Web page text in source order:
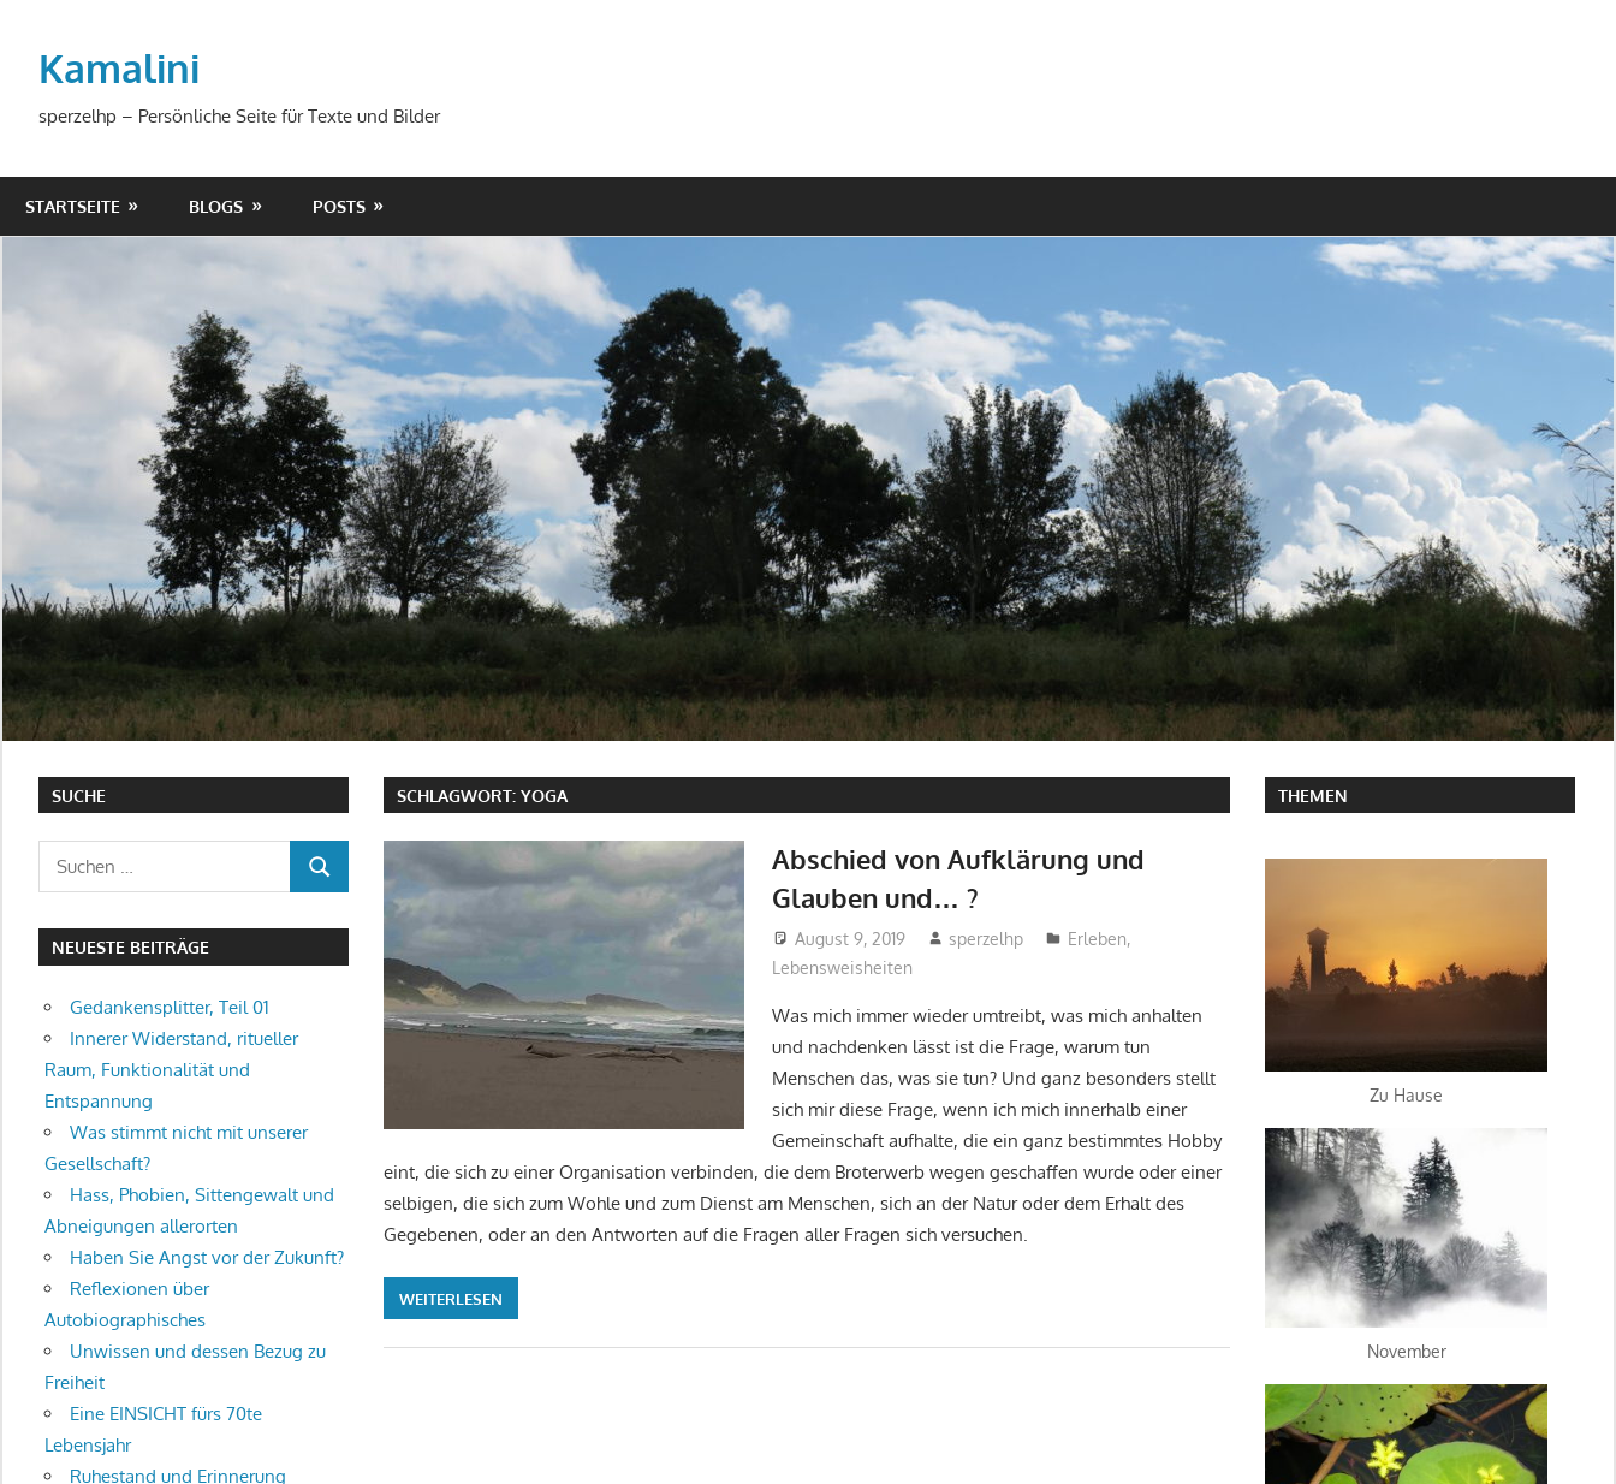
springenKamalini
sperzelhp – Persönliche Seite für Texte und Bilder
STARTSEITE BLOGS POSTS
SCHLAGWORT:YOGA
Abschied von Aufklärung und
Glauben und… ?
August 9, 2019 sperzelhp Erleben,
Lebensweisheiten
Was mich immer wieder umtreibt, was mich anhalten
und nachdenken lässt ist die Frage, warum tun
Menschen das, was sie tun? Und ganz besonders stellt
sich mir diese Frage, wenn ich mich innerhalb einer
Gemeinschaft aufhalte, die ein ganz bestimmtes Hobby
eint, die sich zu einer Organisation verbinden, die dem Broterwerb wegen geschaffen wurde oder einer
selbigen, die sich zum Wohle und zum Dienst am Menschen, sich an der Natur oder dem Erhalt des
Gegebenen, oder an den Antworten auf die Fragen aller Fragen sich versuchen.
WEITERLESEN
SUCHE
Suchen
nach:
SUCHEN
NEUESTE BEITRÄGE
Gedankensplitter, Teil 01
Innerer Widerstand, ritueller
Raum, Funktionalität und
Entspannung
Was stimmt nicht mit unserer
Gesellschaft?
Hass, Phobien, Sittengewalt und
Abneigungen allerorten
Haben Sie Angst vor der Zukunft?
Reflexionen über
Autobiographisches
Unwissen und dessen Bezug zu
Freiheit
Eine EINSICHT fürs 70te
Lebensjahr
Ruhestand und Erinnerung
THEMEN
Zu Hause
November